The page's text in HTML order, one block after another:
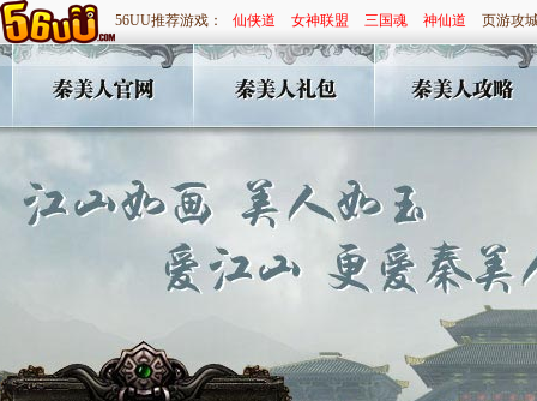
56UU推荐游戏： 仙侠道 女神联盟 三国魂 神仙道 页游攻